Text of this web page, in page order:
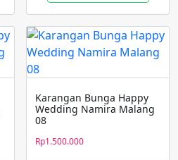
Karangan Bunga Happy
Wedding Namira Malang
08
Rp1.500.000